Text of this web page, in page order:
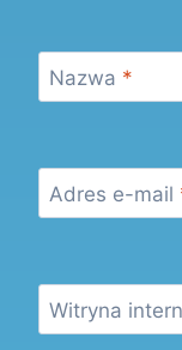
Nazwa *
Adres e-mail
Witryna